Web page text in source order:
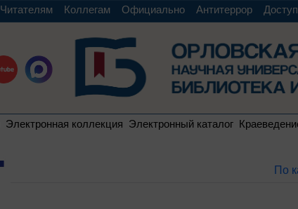
Читателям Коллегам Официально Антитеррор
Электронная коллекция Электронный каталог
По